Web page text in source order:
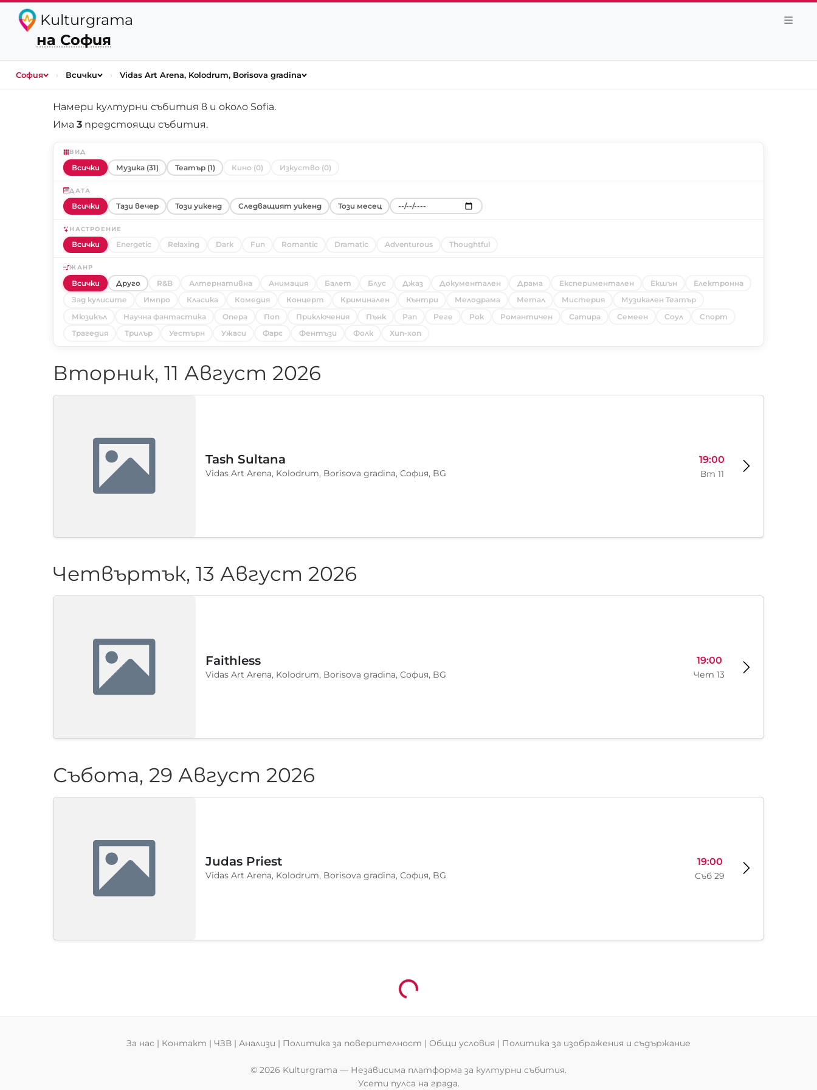
Kulturgrama
на София
София › Всички › Vidas Art Arena, Kolodrum, Borisova gradina
Намери културни събития в и около Sofia.
Има 3 предстоящи събития.
ВИД
Всички Музика (31) Театър (1) Кино (0) Изкуство (0)
ДАТА
Всички Тази вечер Този уикенд Следващият уикенд Този месец
НАСТРОЕНИЕ
Всички Energetic Relaxing Dark Fun Romantic Dramatic Adventurous Thoughtful
ЖАНР
Всички Друго R&B Алтернативна Анимация Балет Блус Джаз Документален Драма Експериментален Екшън
Електронна
Зад кулисите
Импро Класика Комедия Концерт Криминален Кънтри Мелодрама Метал Мистерия
Музикален Театър
Мюзикъл
Научна фантастика Опера Поп Приключения Пънк Рап Реге Рок Романтичен Сатира Семеен Соул
Спорт
Трагедия
Трилър Уестърн Ужаси Фарс Фентъзи Фолк Хип-хоп
Вторник, 11 Август 2026
Tash Sultana
Vidas Art Arena, Kolodrum, Borisova gradina, София, BG
19:00
Вт 11
Четвъртък, 13 Август 2026
Faithless
Vidas Art Arena, Kolodrum, Borisova gradina, София, BG
19:00
Чет 13
Събота, 29 Август 2026
Judas Priest
Vidas Art Arena, Kolodrum, Borisova gradina, София, BG
19:00
Съб 29
Зареждане...
За нас | Контакт | ЧЗВ | Анализи | Политика за поверителност | Общи условия | Политика за изображения и съдържание
© 2026 Kulturgrama — Независима платформа за културни събития.
Усети пулса на града.